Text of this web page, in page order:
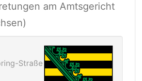
am Amtsgericht
Straße